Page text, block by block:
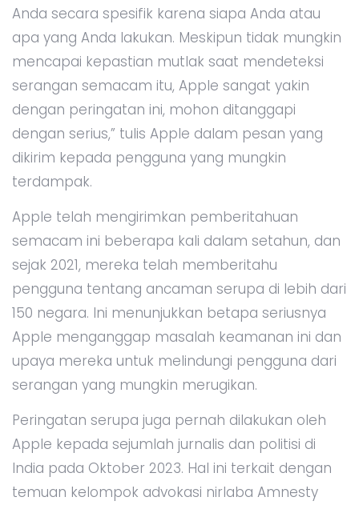
Anda secara spesifik karena siapa Anda atau
apa yang Anda lakukan. Meskipun tidak mungkin
mencapai kepastian mutlak saat mendeteksi
serangan semacam itu, Apple sangat yakin
dengan peringatan ini, mohon ditanggapi
dengan serius,” tulis Apple dalam pesan yang
dikirim kepada pengguna yang mungkin
terdampak.
Apple telah mengirimkan pemberitahuan
semacam ini beberapa kali dalam setahun, dan
sejak 2021, mereka telah memberitahu
pengguna tentang ancaman serupa di lebih dari
150 negara. Ini menunjukkan betapa seriusnya
Apple menganggap masalah keamanan ini dan
upaya mereka untuk melindungi pengguna dari
serangan yang mungkin merugikan.
Peringatan serupa juga pernah dilakukan oleh
Apple kepada sejumlah jurnalis dan politisi di
India pada Oktober 2023. Hal ini terkait dengan
temuan kelompok advokasi nirlaba Amnesty